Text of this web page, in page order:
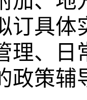
订具体
理、日
政策辅